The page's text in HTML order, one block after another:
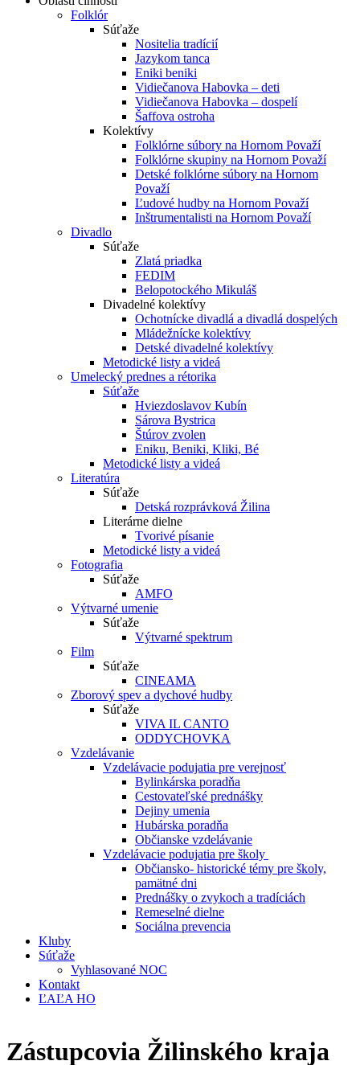
Folklór
Súťaže
Nositelia tradícií
Jazykom tanca
Eniki beniki
Vidiečanova Habovka – deti
Vidiečanova Habovka – dospelí
Šaffova ostroha
Kolektívy
Folklórne súbory na Hornom Považí
Folklórne skupiny na Hornom Považí
Detské folklórne súbory na Hornom
Považí
Ľudové hudby na Hornom Považí
Inštrumentalisti na Hornom Považí
Divadlo
Súťaže
Zlatá priadka
FEDIM
Belopotockého Mikuláš
Divadelné kolektívy
Ochotnícke divadlá a divadlá dospelých
Mládežnícke kolektívy
Detské divadelné kolektívy
Metodické listy a videá
Umelecký prednes a rétorika
Súťaže
Hviezdoslavov Kubín
Sárova Bystrica
Štúrov zvolen
Eniku, Beniki, Kliki, Bé
Metodické listy a videá
Literatúra
Súťaže
Detská rozprávková Žilina
Literárne dielne
Tvorivé písanie
Metodické listy a videá
Fotografia
Súťaže
AMFO
Výtvarné umenie
Súťaže
Výtvarné spektrum
Film
Súťaže
CINEAMA
Zborový spev a dychové hudby
Súťaže
VIVA IL CANTO
ODDYCHOVKA
Vzdelávanie
Vzdelávacie podujatia pre verejnosť
Bylinkárska poradňa
Cestovateľské prednášky
Dejiny umenia
Hubárska poradňa
Občianske vzdelávanie
Vzdelávacie podujatia pre školy
Občiansko- historické témy pre školy,
pamätné dni
Prednášky o zvykoch a tradíciách
Remeselné dielne
Sociálna prevencia
Kluby
Súťaže
Vyhlasované NOC
Kontakt
ĽAĽA HO
Zástupcovia Žilinského kraja